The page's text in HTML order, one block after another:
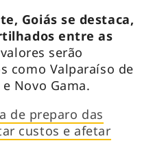
Goiás se destaca,
entre as
serão
como Valparaíso de
Novo Gama.
de preparo das
custos e afetar